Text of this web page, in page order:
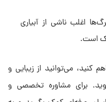
اغلب ناشی از آبیاری
است.
کنید، می‌توانید از زیبایی و
برای مشاوره تخصصی و